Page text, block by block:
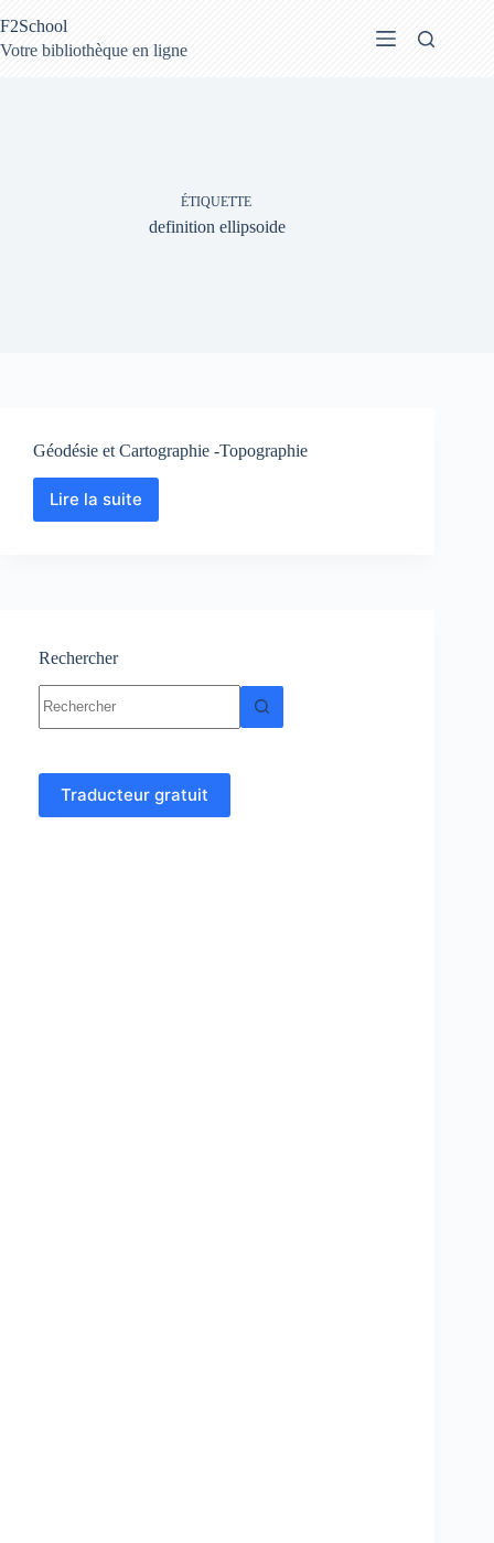
au
contenu
F2School
Votre bibliothèque en ligne
ÉTIQUETTE
definition ellipsoide
Géodésie et Cartographie -Topographie
Lire la suite
Géodésie
Rechercher
résultat
Traducteur gratuit